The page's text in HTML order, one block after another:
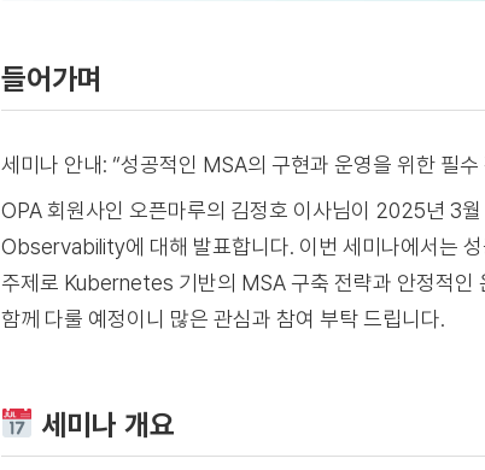
들어가며
세미나 안내: “성공적인 MSA의 구현과 운영을 위한 필
OPA 회원사인 오픈마루의 김정호 이사님이 2025년 3
Observability에 대해 발표합니다. 이번 세미나에서는
주제로 Kubernetes 기반의 MSA 구축 전략과 안정적인
함께 다룰 예정이니 많은 관심과 참여 부탁 드립니다.
세미나 개요